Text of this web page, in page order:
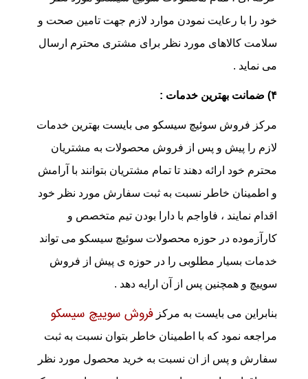
خود را با رعایت نمودن موارد لازم جهت تامین صحت و
سلامت کالاهای مورد نظر برای مشتری محترم ارسال
می نماید .
۴) ضمانت بهترین خدمات :
مرکز فروش سوئیچ سیسکو می بایست بهترین خدمات
لازم را پیش و پس از فروش محصولات به مشتریان
محترم خود ارائه دهند تا تمام مشتریان بتوانند با آرامش
و اطمینان خاطر نسبت به ثبت سفارش مورد نظر خود
اقدام نمایند ، فاواجم با دارا بودن تیم متخصص و
کارآزموده در حوزه محصولات سوئیچ سیسکو می تواند
خدمات بسیار مطلوبی را در حوزه ی پیش از فروش
سوییچ و همچنین پس از آن ارایه دهد .
بنابراین می بایست به مرکز فروش سوییچ سیسکو
مراجعه نمود که با اطمینان خاطر بتوان نسبت به ثبت
سفارش و پس از ان نسبت به خرید محصول مورد نظر